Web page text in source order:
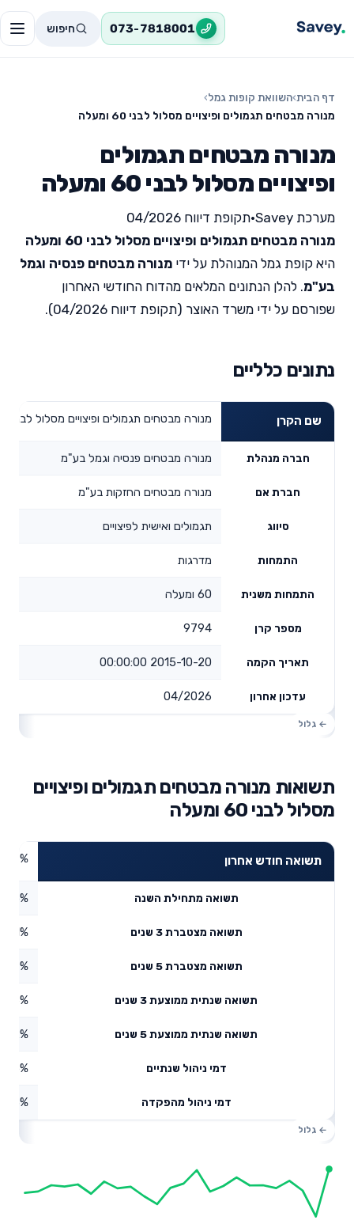
073-7818001 חיפוש
דף הבית›השוואת קופות גמל›
מנורה מבטחים תגמולים ופיצויים מסלול לבני 60 ומעלה
מנורה מבטחים תגמולים
ופיצויים מסלול לבני 60 ומעלה
מערכת Savey •תקופת דיווח 04/2026
מנורה מבטחים תגמולים ופיצויים מסלול לבני 60 ומעלה
היא קופת גמל המנוהלת על ידי מנורה מבטחים פנסיה וגמל
בע"מ. להלן הנתונים המלאים מהדוח החודשי האחרון
שפורסם על ידי משרד האוצר (תקופת דיווח 04/2026).
נתונים כלליים
שם הקרן מנורה מבטחים תגמולים ופיצויים מסלול לבני 60 ומעלה
חברה מנהלת מנורה מבטחים פנסיה וגמל בע"מ
חברת אם מנורה מבטחים החזקות בע"מ
סיווג תגמולים ואישית לפיצויים
התמחות מדרגות
התמחות משנית 60 ומעלה
מספר קרן 9794
תאריך הקמה 2015-10-20 00:00:00
עדכון אחרון 04/2026
תשואות מנורה מבטחים תגמולים ופיצויים
מסלול לבני 60 ומעלה
תשואה חודש אחרון
תשואה מתחילת השנה
תשואה מצטברת 3 שנים
תשואה מצטברת 5 שנים
תשואה שנתית ממוצעת 3 שנים
תשואה שנתית ממוצעת 5 שנים
דמי ניהול שנתיים
דמי ניהול מהפקדה 0.13%